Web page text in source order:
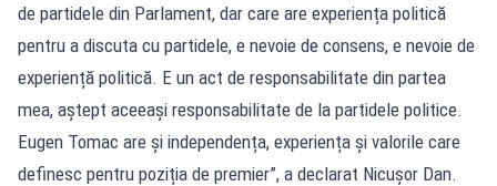
de partidele din Parlament, dar care are experiența politică
pentru a discuta cu partidele, e nevoie de consens, e nevoie de
experiență politică. E un act de responsabilitate din partea
mea, aștept aceeași responsabilitate de la partidele politice.
Eugen Tomac are și independența, experiența și valorile care
definesc pentru poziția de premier”, a declarat Nicușor Dan.